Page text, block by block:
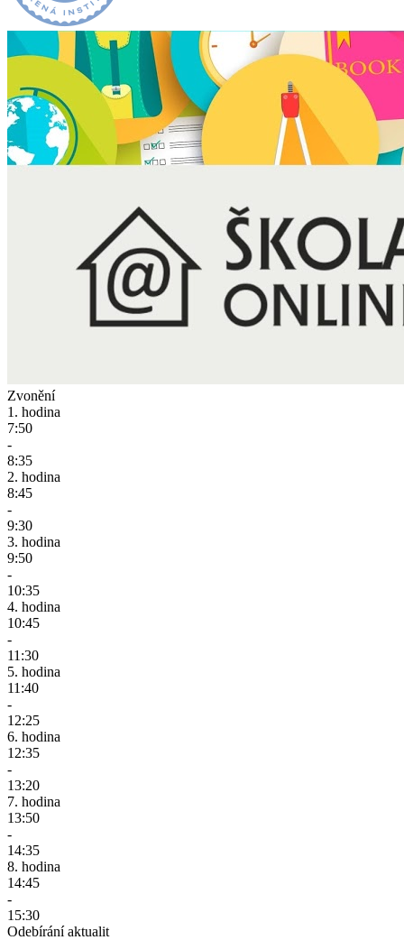
Zvonění
1. hodina
7:50
-
8:35
2. hodina
8:45
-
9:30
3. hodina
9:50
-
10:35
4. hodina
10:45
-
11:30
5. hodina
11:40
-
12:25
6. hodina
12:35
-
13:20
7. hodina
13:50
-
14:35
8. hodina
14:45
-
15:30
Odebírání aktualit